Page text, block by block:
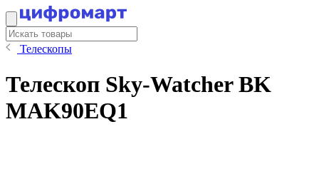
Телескопы
Телескоп Sky-Watcher BK
MAK90EQ1